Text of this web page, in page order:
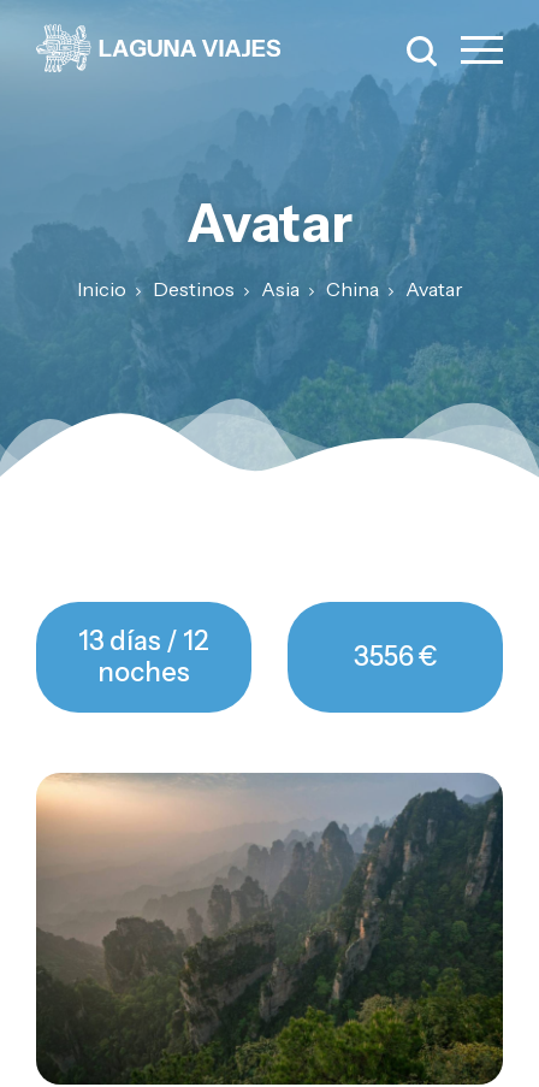
Avatar
Inicio Destinos Asia China Avatar
13 días / 12
noches
3556 €